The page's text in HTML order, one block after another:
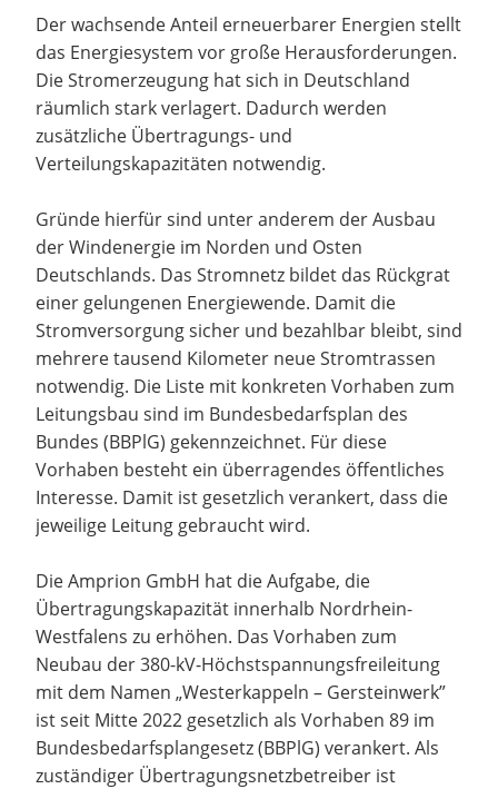
Der wachsende Anteil erneuerbarer Energien stellt
das Energiesystem vor große Herausforderungen.
Die Stromerzeugung hat sich in Deutschland
räumlich stark verlagert. Dadurch werden
zusätzliche Übertragungs- und
Verteilungskapazitäten notwendig.
Gründe hierfür sind unter anderem der Ausbau
der Windenergie im Norden und Osten
Deutschlands. Das Stromnetz bildet das Rückgrat
einer gelungenen Energiewende. Damit die
Stromversorgung sicher und bezahlbar bleibt, sind
mehrere tausend Kilometer neue Stromtrassen
notwendig. Die Liste mit konkreten Vorhaben zum
Leitungsbau sind im Bundesbedarfsplan des
Bundes (BBPlG) gekennzeichnet. Für diese
Vorhaben besteht ein überragendes öffentliches
Interesse. Damit ist gesetzlich verankert, dass die
jeweilige Leitung gebraucht wird.
Die Amprion GmbH hat die Aufgabe, die
Übertragungskapazität innerhalb Nordrhein-
Westfalens zu erhöhen. Das Vorhaben zum
Neubau der 380-kV-Höchstspannungsfreileitung
mit dem Namen „Westerkappeln – Gersteinwerk”
ist seit Mitte 2022 gesetzlich als Vorhaben 89 im
Bundesbedarfsplangesetz (BBPlG) verankert. Als
zuständiger Übertragungsnetzbetreiber ist